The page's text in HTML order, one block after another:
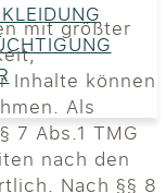
mit größter
Inhalte können
Als
7 Abs.1 TMG
nach den
Nach §§ 8